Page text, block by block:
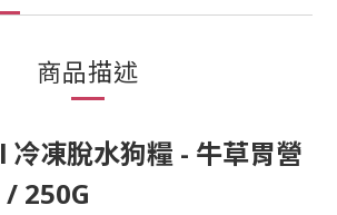
商品描述
凍脫水狗糧 - 牛草胃營
250G